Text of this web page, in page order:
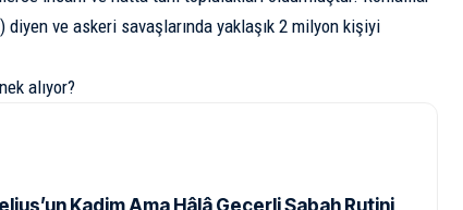
ve askeri savaşlarında yaklaşık 2 milyon kişiyi
alıyor?
Kadim Ama Hâlâ Geçerli Sabah Rutini